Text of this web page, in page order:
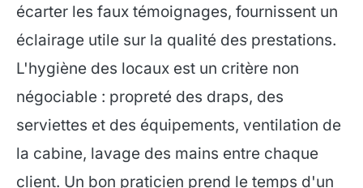
écarter les faux témoignages, fournissent un
éclairage utile sur la qualité des prestations.
L'hygiène des locaux est un critère non
négociable : propreté des draps, des
serviettes et des équipements, ventilation de
la cabine, lavage des mains entre chaque
client. Un bon praticien prend le temps d'un